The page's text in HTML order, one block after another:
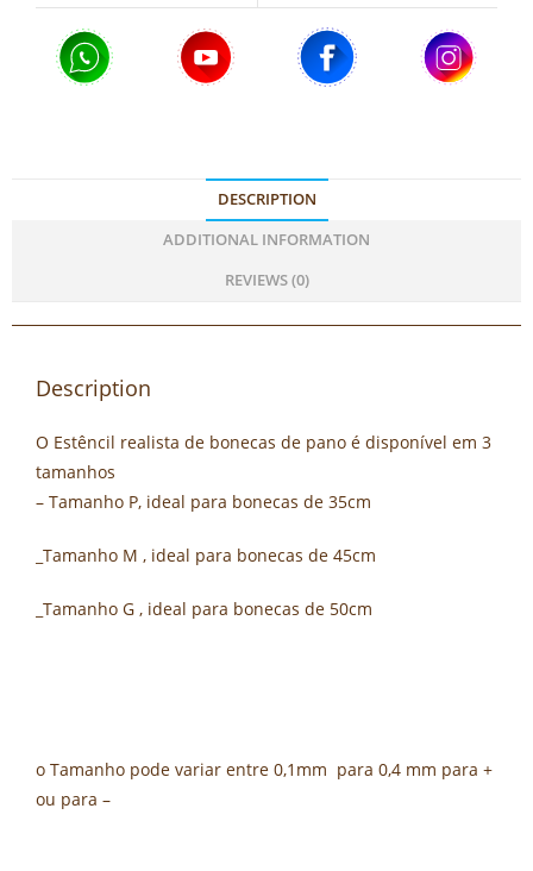
DESCRIPTION
ADDITIONAL INFORMATION
REVIEWS (0)
Description
O Estêncil realista de bonecas de pano é disponível em 3
tamanhos
– Tamanho P, ideal para bonecas de 35cm
_Tamanho M , ideal para bonecas de 45cm
_Tamanho G , ideal para bonecas de 50cm
o Tamanho pode variar entre 0,1mm para 0,4 mm para +
ou para –